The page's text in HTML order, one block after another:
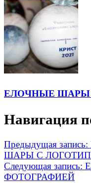
ЕЛОЧНЫЕ ШАРЫ
Навигация
Предыдущая запись:
ШАРЫ С
Следующая запись:
ФОТОГРАФИЕЙ